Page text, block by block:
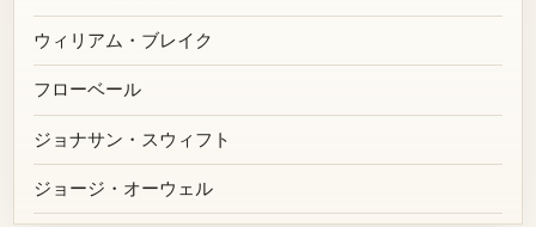
ウィリアム・ブレイク
フローベール
ジョナサン・スウィフト
ジョージ・オーウェル